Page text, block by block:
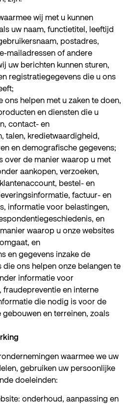
wij met u kunnen
uw naam, functietitel, leeftijd
postadres,
mailadressen of andere
uw berichten kunnen sturen,
registratiegegevens die u ons
ons helpen met u zaken te doen,
en diensten die u
contact- en
talen, kredietwaardigheid,
en demografische gegevens;
over de manier waarop u met
aankopen, verzoeken,
bestel- en
factuur- en
informatie voor belastingen,
en
waarop u onze websites
en
en gegevens inzake de
die ons helpen onze belangen te
informatie voor
en interne
die nodig is voor de
en terreinen, zoals
waarmee we uw
gebruiken uw persoonlijke
doeleinden:
onderhoud, aanpassing en